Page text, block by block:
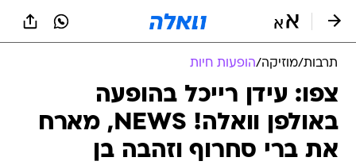
תרבות/מוזיקה/הופעות חיות
צפו: עידן רייכל בהופעה
באולפן וואלה! NEWS, מארח
את ברי סחרוף וזהבה בן